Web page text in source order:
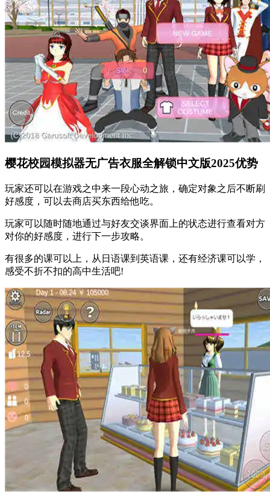
樱花校园模拟器无广告衣服全解锁中文版2025优势
玩家还可以在游戏之中来一段心动之旅，确定对象之后不断刷
好感度，可以去商店买东西给他吃。
玩家可以随时随地通过与好友交谈界面上的状态进行查看对方
对你的好感度，进行下一步攻略。
有很多的课可以上，从日语课到英语课，还有经济课可以学，
感受不折不扣的高中生活吧!